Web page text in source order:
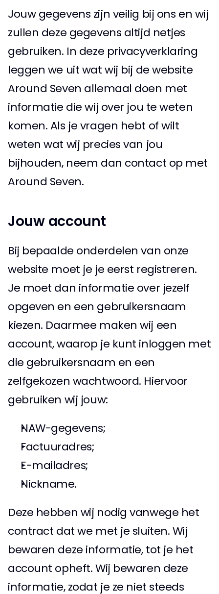
Jouw gegevens zijn veilig bij ons en wij
zullen deze gegevens altijd netjes
gebruiken. In deze privacyverklaring
leggen we uit wat wij bij de website
Around Seven allemaal doen met
informatie die wij over jou te weten
komen. Als je vragen hebt of wilt
weten wat wij precies van jou
bijhouden, neem dan contact op met
Around Seven.
Jouw account
Bij bepaalde onderdelen van onze
website moet je je eerst registreren.
Je moet dan informatie over jezelf
opgeven en een gebruikersnaam
kiezen. Daarmee maken wij een
account, waarop je kunt inloggen met
die gebruikersnaam en een
zelfgekozen wachtwoord. Hiervoor
gebruiken wij jouw:
NAW-gegevens;
Factuuradres;
E-mailadres;
Nickname.
Deze hebben wij nodig vanwege het
contract dat we met je sluiten. Wij
bewaren deze informatie, tot je het
account opheft. Wij bewaren deze
informatie, zodat je ze niet steeds